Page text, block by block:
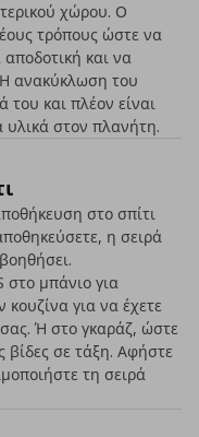
χώρου. Ο
τρόπους ώστε να
και να
Η ανακύκλωση του
του και πλέον είναι
στον πλανήτη.
στο σπίτι
η σειρά
στο μπάνιο για
για να έχετε
Ή στο γκαράζ, ώστε
βίδες σε τάξη. Αφήστε
τη σειρά